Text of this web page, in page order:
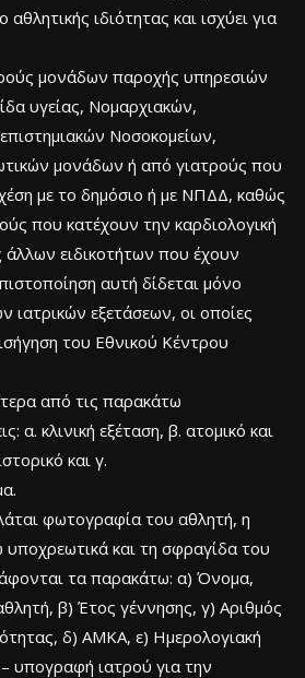
αθλητικής ιδιότητας και ισχύει για
μονάδων παροχής υπηρεσιών
υγείας, Νομαρχιακών,
Νοσοκομείων,
μονάδων ή από γιατρούς που
με το δημόσιο ή με ΝΠΔΔ, καθώς
που κατέχουν την καρδιολογική
άλλων ειδικοτήτων που έχουν
αυτή δίδεται µόνο
ιατρικών εξετάσεων, οι οποίες
του Εθνικού Κέντρου
από τις παρακάτω
α. κλινική εξέταση, β. ατομικό και
και γ.
φωτογραφία του αθλητή, η
και τη σφραγίδα του
τα παρακάτω: α) Όνομα,
β) Έτος γέννησης, γ) Αριθμός
δ) ΑΜΚΑ, ε) Ημερολογιακή
υπογραφή ιατρού για την